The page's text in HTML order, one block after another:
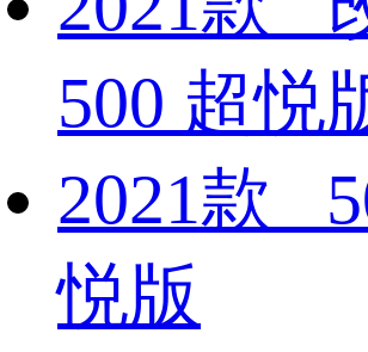
500 超悦
2021款
悦版